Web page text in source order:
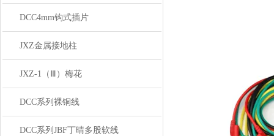
DCC4mm钩式插片
JXZ金属接地柱
JXZ-1（Ⅲ）梅花
DCC系列裸铜线
DCC系列JBF丁晴多股软线